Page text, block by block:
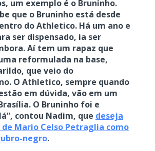
um exemplo é o Bruninho.
que o Bruninho está desde
do Athletico. Há um ano e
ser dispensado, ia ser
Aí tem um rapaz que
reformulada na base,
que veio do
O Athletico, sempre quando
em dúvida, vão em um
O Bruninho foi e
contou Nadim, que deseja
de Mario Celso Petraglia como
negro.